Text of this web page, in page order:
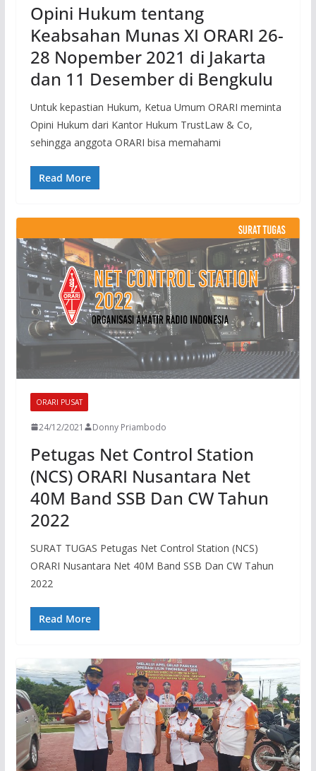
Opini Hukum tentang
Keabsahan Munas XI ORARI 26-
28 Nopember 2021 di Jakarta
dan 11 Desember di Bengkulu
Untuk kepastian Hukum, Ketua Umum ORARI meminta
Opini Hukum dari Kantor Hukum TrustLaw & Co,
sehingga anggota ORARI bisa memahami
Read More
ORARI PUSAT
24/12/2021 Donny Priambodo
Petugas Net Control Station
(NCS) ORARI Nusantara Net
40M Band SSB Dan CW Tahun
2022
SURAT TUGAS Petugas Net Control Station (NCS)
ORARI Nusantara Net 40M Band SSB Dan CW Tahun
2022
Read More